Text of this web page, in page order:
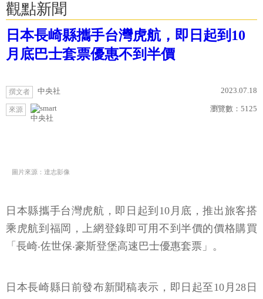
觀點新聞
日本長崎縣攜手台灣虎航，即日起到10
月底巴士套票優惠不到半價
撰文者 中央社 2023.07.18
來源
中央社
瀏覽數： 5125
圖片來源：達志影像
日本縣攜手台灣虎航，即日起到10月底，推出旅客搭
乘虎航到福岡，上網登錄即可用不到半價的價格購買
「長崎‧佐世保‧豪斯登堡高速巴士優惠套票」。
日本長崎縣日前發布新聞稿表示，即日起至10月28日